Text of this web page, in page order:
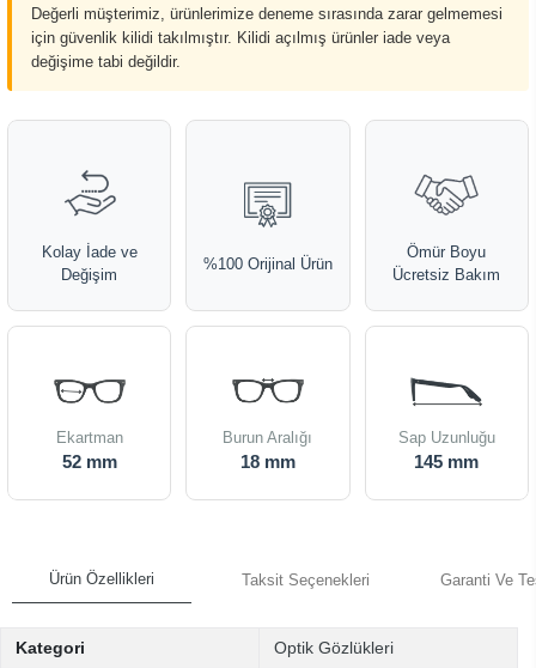
Değerli müşterimiz, ürünlerimize deneme sırasında zarar gelmemesi
için güvenlik kilidi takılmıştır. Kilidi açılmış ürünler iade veya
değişime tabi değildir.
Kolay İade ve
Değişim
%100 Orijinal Ürün
Ömür Boyu
Ücretsiz Bakım
Ekartman
52 mm
Burun Aralığı
18 mm
Sap Uzunluğu
145 mm
Ürün Özellikleri Taksit Seçenekleri Garanti Ve
Kategori Optik Gözlükleri